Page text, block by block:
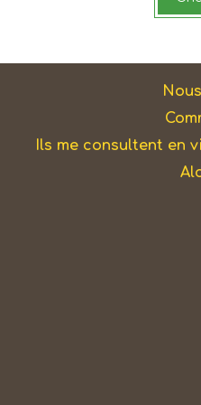
Ils me consultent en